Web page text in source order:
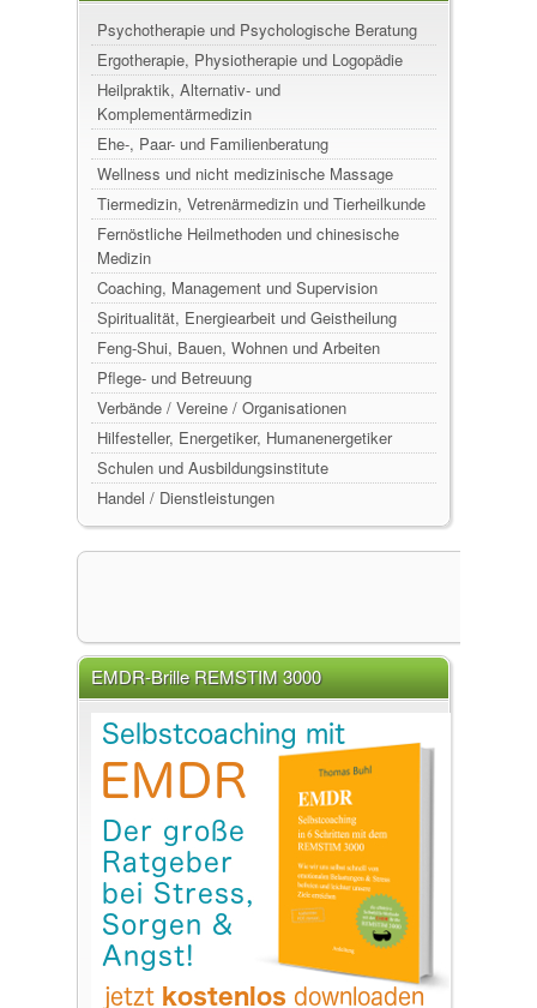
Psychotherapie und Psychologische Beratung
Ergotherapie, Physiotherapie und Logopädie
Heilpraktik, Alternativ- und
Komplementärmedizin
Ehe-, Paar- und Familienberatung
Wellness und nicht medizinische Massage
Tiermedizin, Vetrenärmedizin und Tierheilkunde
Fernöstliche Heilmethoden und chinesische
Medizin
Coaching, Management und Supervision
Spiritualität, Energiearbeit und Geistheilung
Feng-Shui, Bauen, Wohnen und Arbeiten
Pflege- und Betreuung
Verbände / Vereine / Organisationen
Hilfesteller, Energetiker, Humanenergetiker
Schulen und Ausbildungsinstitute
Handel / Dienstleistungen
EMDR-Brille REMSTIM 3000